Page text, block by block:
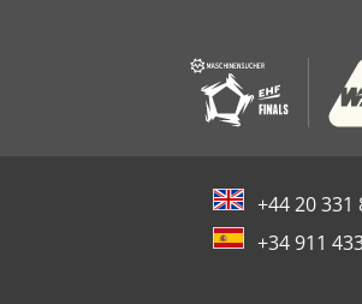
+44 20 331
+34 911